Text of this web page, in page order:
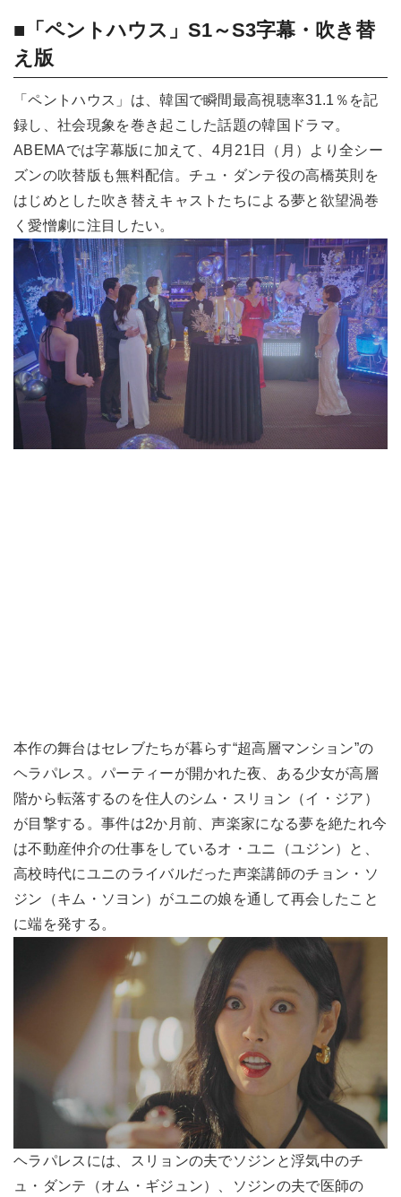
■「ペントハウス」S1～S3字幕・吹き替
え版
「ペントハウス」は、韓国で瞬間最高視聴率31.1％を記
録し、社会現象を巻き起こした話題の韓国ドラマ。
ABEMAでは字幕版に加えて、4月21日（月）より全シー
ズンの吹替版も無料配信。チュ・ダンテ役の高橋英則を
はじめとした吹き替えキャストたちによる夢と欲望渦巻
く愛憎劇に注目したい。
本作の舞台はセレブたちが暮らす“超高層マンション”の
ヘラパレス。パーティーが開かれた夜、ある少女が高層
階から転落するのを住人のシム・スリョン（イ・ジア）
が目撃する。事件は2か月前、声楽家になる夢を絶たれ今
は不動産仲介の仕事をしているオ・ユニ（ユジン）と、
高校時代にユニのライバルだった声楽講師のチョン・ソ
ジン（キム・ソヨン）がユニの娘を通して再会したこと
に端を発する。
ヘラパレスには、スリョンの夫でソジンと浮気中のチ
ュ・ダンテ（オム・ギジュン）、ソジンの夫で医師の